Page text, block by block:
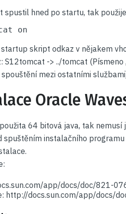
spustil hned po startu, tak
on
skript odkaz v nějakem
S12tomcat -> ../tomcat
mezi ostatními
Oracle
64 bitová java, tak
spuštěním instalačního
app/docs/doc/821-
http://docs.sun.com/app/docs/